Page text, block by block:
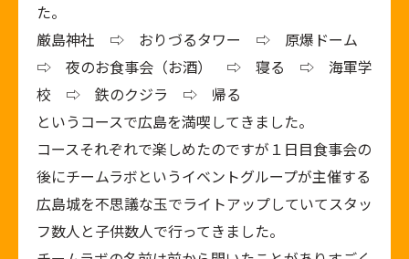
た。
厳島神社 ⇨ おりづるタワー ⇨ 原爆ドーム
⇨ 夜のお食事会（お酒） ⇨ 寝る ⇨ 海軍学
校 ⇨ 鉄のクジラ ⇨ 帰る
というコースで広島を満喫してきました。
コースそれぞれで楽しめたのですが１日目食事会の
後にチームラボというイベントグループが主催する
広島城を不思議な玉でライトアップしていてスタッ
フ数人と子供数人で行ってきました。